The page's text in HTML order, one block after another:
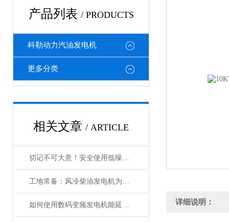
产品列表 / PRODUCTS
科勒动力汽油发电机
更多分类
相关文章 / ARTICLE
切记不可大意！安全使用低噪音汽油发电机
工地常备：风冷柴油发电机为何更耐用
如何使用数码变频发电机能延长其使用寿命？ 详细说明：